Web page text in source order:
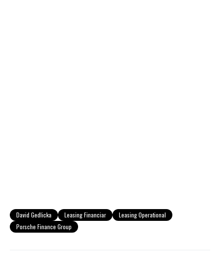
David Gedlicka Leasing Financiar
Leasing Operational
Porsche Finance Group